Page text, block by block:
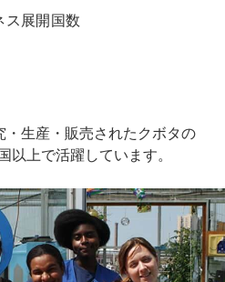
ス展開国数
・生産・販売されたクボタの
以上で活躍しています。